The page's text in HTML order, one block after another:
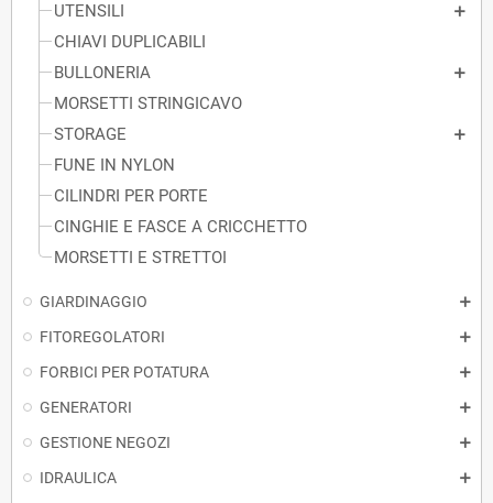
UTENSILI
CHIAVI DUPLICABILI
BULLONERIA
MORSETTI STRINGICAVO
STORAGE
FUNE IN NYLON
CILINDRI PER PORTE
CINGHIE E FASCE A CRICCHETTO
MORSETTI E STRETTOI
GIARDINAGGIO
FITOREGOLATORI
FORBICI PER POTATURA
GENERATORI
GESTIONE NEGOZI
IDRAULICA